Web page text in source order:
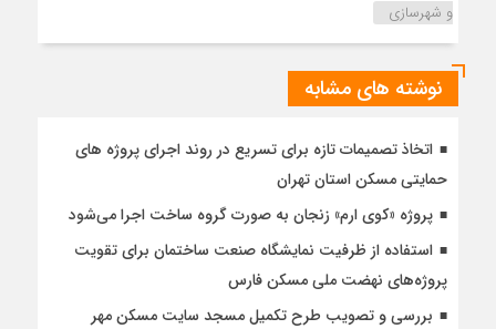
و شهرسازی
نوشته های مشابه
اتخاذ تصمیمات تازه برای تسریع در روند اجرای پروژه های
حمایتی مسکن استان تهران
پروژه «کوی ارم» زنجان به صورت گروه ساخت اجرا می‌شود
استفاده از ظرفیت نمایشگاه صنعت ساختمان برای تقویت
پروژه‌های نهضت ملی مسکن فارس
بررسی و تصویب طرح تکمیل مسجد سایت مسکن مهر